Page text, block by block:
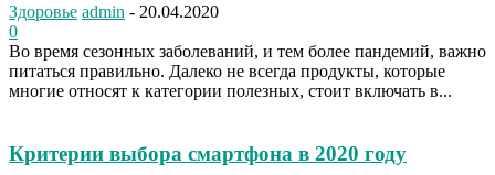
Здоровье admin - 20.04.2020
0
Во время сезонных заболеваний, и тем более пандемий, важно
питаться правильно. Далеко не всегда продукты, которые
многие относят к категории полезных, стоит включать в...
Критерии выбора смартфона в 2020 году